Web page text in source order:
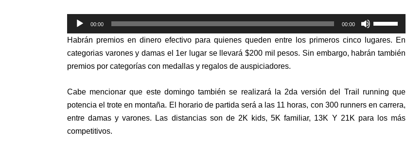
para
aumentar
volumen.
Reproductor
de
audio
00:00 00:00
las
teclas
de
para
aumentar
o
Habrán premios en dinero efectivo para quienes queden entre los primeros cinco lugares. En
categorias varones y damas el 1er lugar se llevará $200 mil pesos. Sin embargo, habrán también
premios por categorías con medallas y regalos de auspiciadores.
Cabe mencionar que este domingo también se realizará la 2da versión del Trail running que
potencia el trote en montaña. El horario de partida será a las 11 horas, con 300 runners en carrera,
entre damas y varones. Las distancias son de 2K kids, 5K familiar, 13K Y 21K para los más
competitivos.